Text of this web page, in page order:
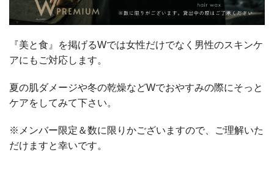
『美と食』を掲げるWでは女性だけでなく男性のスキンケ
アにもご対応します。
夏の肌ダメージや冬の乾燥などWでおやすみの際にそっと
ケアをしてみて下さい。
※メンバー限定＆数に限りかございますので、ご理解いた
だけますと幸いです。